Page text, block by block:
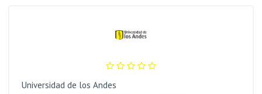
Universidad de los Andes